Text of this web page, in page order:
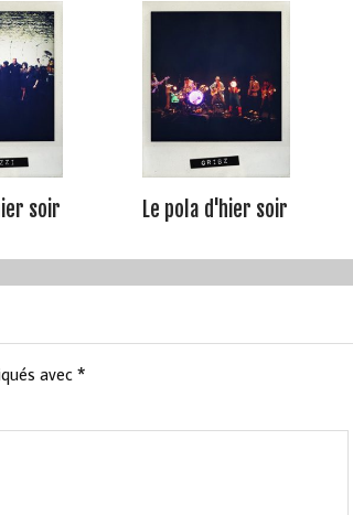
soir Le pola d'hier soir
avec *